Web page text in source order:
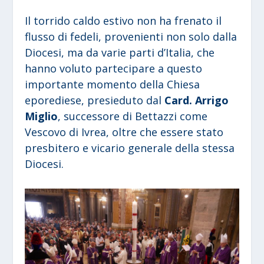
Il torrido caldo estivo non ha frenato il
flusso di fedeli, provenienti non solo dalla
Diocesi, ma da varie parti d’Italia, che
hanno voluto partecipare a questo
importante momento della Chiesa
eporediese, presieduto dal Card. Arrigo
Miglio, successore di Bettazzi come
Vescovo di Ivrea, oltre che essere stato
presbitero e vicario generale della stessa
Diocesi.